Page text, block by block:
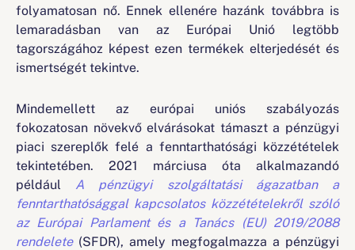
folyamatosan nő. Ennek ellenére hazánk továbbra is
lemaradásban van az Európai Unió legtöbb
tagországához képest ezen termékek elterjedését és
ismertségét tekintve.
Mindemellett az európai uniós szabályozás
fokozatosan növekvő elvárásokat támaszt a pénzügyi
piaci szereplők felé a fenntarthatósági közzétételek
tekintetében. 2021 márciusa óta alkalmazandó
például A pénzügyi szolgáltatási ágazatban a
fenntarthatósággal kapcsolatos közzétételekről szóló
az Európai Parlament és a Tanács (EU) 2019/2088
rendelete(SFDR), amely megfogalmazza a pénzügyi